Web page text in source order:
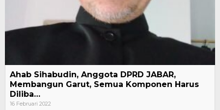
Ahab Sihabudin, Anggota DPRD JABAR,
Membangun Garut, Semua Komponen Harus
Diliba…
16 Februari 2022